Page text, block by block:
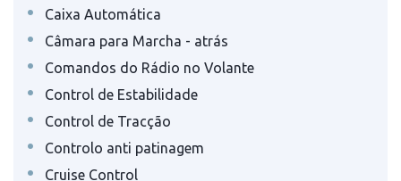
• Caixa Automática
• Câmara para Marcha - atrás
• Comandos do Rádio no Volante
• Control de Estabilidade
• Control de Tracção
• Controlo anti patinagem
• Cruise Control